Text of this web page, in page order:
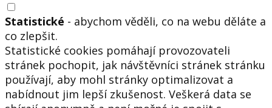
Statistické - abychom věděli, co na webu děláte a
co zlepšit.
Statistické cookies pomáhají provozovateli
stránek pochopit, jak návštěvníci stránek stránku
používají, aby mohl stránky optimalizovat a
nabídnout jim lepší zkušenost. Veškerá data se